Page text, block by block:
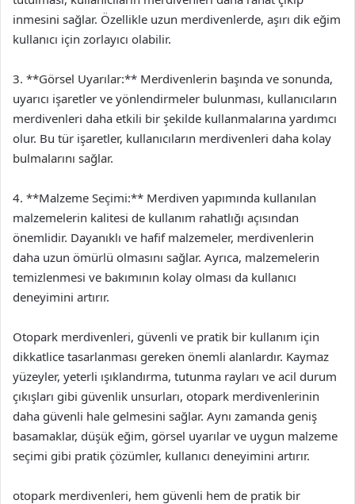
inmesini sağlar. Özellikle uzun merdivenlerde, aşırı dik eğim
kullanıcı için zorlayıcı olabilir.
3. **Görsel Uyarılar:** Merdivenlerin başında ve sonunda,
uyarıcı işaretler ve yönlendirmeler bulunması, kullanıcıların
merdivenleri daha etkili bir şekilde kullanmalarına yardımcı
olur. Bu tür işaretler, kullanıcıların merdivenleri daha kolay
bulmalarını sağlar.
4. **Malzeme Seçimi:** Merdiven yapımında kullanılan
malzemelerin kalitesi de kullanım rahatlığı açısından
önemlidir. Dayanıklı ve hafif malzemeler, merdivenlerin
daha uzun ömürlü olmasını sağlar. Ayrıca, malzemelerin
temizlenmesi ve bakımının kolay olması da kullanıcı
deneyimini artırır.
Otopark merdivenleri, güvenli ve pratik bir kullanım için
dikkatlice tasarlanması gereken önemli alanlardır. Kaymaz
yüzeyler, yeterli ışıklandırma, tutunma rayları ve acil durum
çıkışları gibi güvenlik unsurları, otopark merdivenlerinin
daha güvenli hale gelmesini sağlar. Aynı zamanda geniş
basamaklar, düşük eğim, görsel uyarılar ve uygun malzeme
seçimi gibi pratik çözümler, kullanıcı deneyimini artırır.
otopark merdivenleri, hem güvenli hem de pratik bir